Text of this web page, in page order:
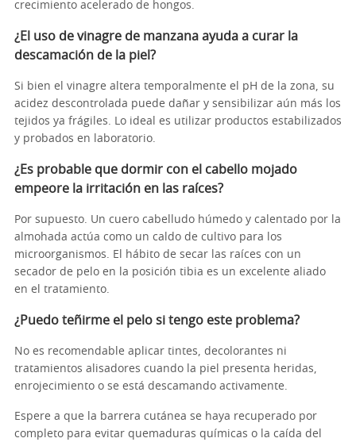
crecimiento acelerado de hongos.
¿El uso de vinagre de manzana ayuda a curar la
descamación de la piel?
Si bien el vinagre altera temporalmente el pH de la zona, su
acidez descontrolada puede dañar y sensibilizar aún más los
tejidos ya frágiles. Lo ideal es utilizar productos estabilizados
y probados en laboratorio.
¿Es probable que dormir con el cabello mojado
empeore la irritación en las raíces?
Por supuesto. Un cuero cabelludo húmedo y calentado por la
almohada actúa como un caldo de cultivo para los
microorganismos. El hábito de secar las raíces con un
secador de pelo en la posición tibia es un excelente aliado
en el tratamiento.
¿Puedo teñirme el pelo si tengo este problema?
No es recomendable aplicar tintes, decolorantes ni
tratamientos alisadores cuando la piel presenta heridas,
enrojecimiento o se está descamando activamente.
Espere a que la barrera cutánea se haya recuperado por
completo para evitar quemaduras químicas o la caída del